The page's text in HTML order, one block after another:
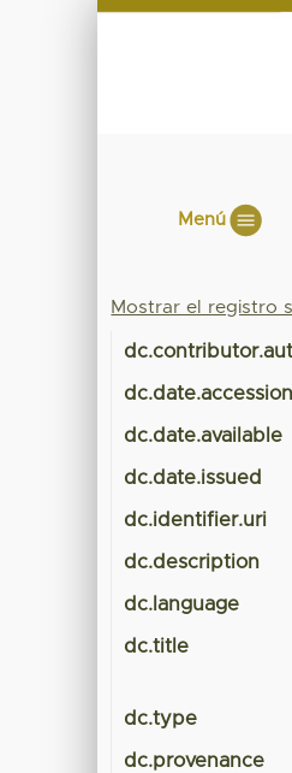
Menú
Mostrar el registro
dc.date.available
dc.date.issued
dc.identifier.uri
dc.description
dc.language
dc.title
dc.type
dc.provenance